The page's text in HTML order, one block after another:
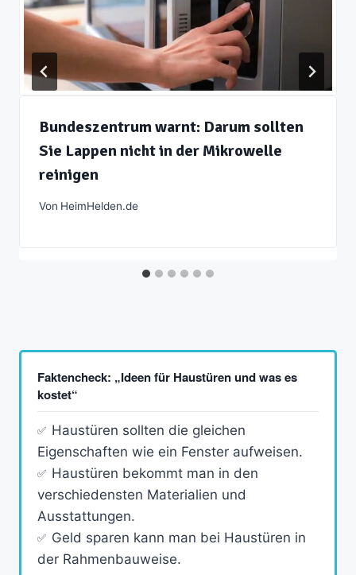
Bundeszentrum warnt: Darum sollten
Sie Lappen nicht in der Mikrowelle
reinigen
Von HeimHelden.de
Faktencheck: „Ideen für Haustüren und was es
kostet“
Haustüren sollten die gleichen
Eigenschaften wie ein Fenster aufweisen.
Haustüren bekommt man in den
verschiedensten Materialien und
Ausstattungen.
Geld sparen kann man bei Haustüren in
der Rahmenbauweise.